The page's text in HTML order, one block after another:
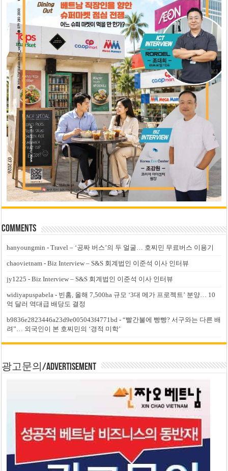
Comments
hanyoungmin -Travel – ‘공짜 버스’의 두 얼굴… 호찌민 무료버스 이용기
chaovietnam -Biz Interview – S&S 회계법인 이준석 이사 인터뷰
jy1225 -Biz Interview – S&S 회계법인 이준석 이사 인터뷰
widiyapuspabela - 빈홈, 올해 7,500ha 규모 ‘3대 메가 프로젝트’ 분양… 10
억 달러 역대급 배당도 결정
b9836e2823446a23d9e005043f4771bd -“빨간불에 빵빵? 서구와는 다른 배
려”… 외국인이 본 호찌민의 ‘경적 미학’
광고문의/Advertisement